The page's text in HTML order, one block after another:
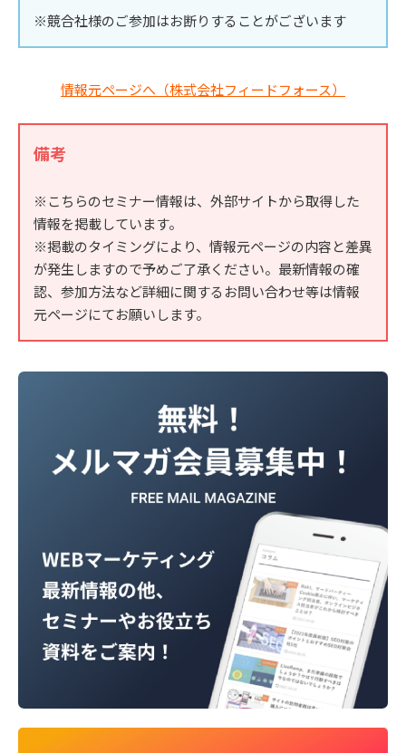
※競合社様のご参加はお断りすることがございます
情報元ページへ（株式会社フィードフォース）
備考
※こちらのセミナー情報は、外部サイトから取得した
情報を掲載しています。
※掲載のタイミングにより、情報元ページの内容と差異
が発生しますので予めご了承ください。最新情報の確
認、参加方法など詳細に関するお問い合わせ等は情報
元ページにてお願いします。